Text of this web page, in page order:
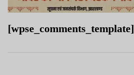
[wpse_comments_template]